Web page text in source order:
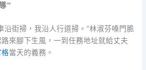
’”
沿街掃，我沿人行道掃。”林淑芬嗓門脆
來腳下生風，一到任務地址就給丈夫
當天的義務。